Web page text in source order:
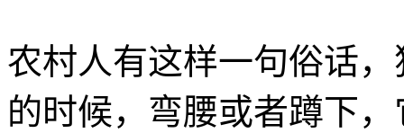
农村人有这样一句俗话
的时候，弯腰或者蹲下